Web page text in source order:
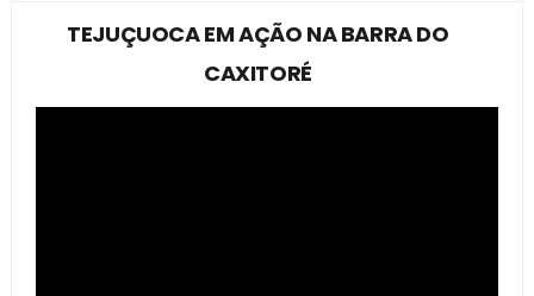
TEJUÇUOCA EM AÇÃO NA BARRA DO
CAXITORÉ